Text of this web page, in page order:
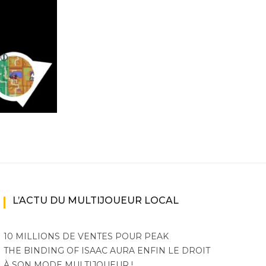
L’ACTU DU MULTIJOUEUR LOCAL
10 MILLIONS DE VENTES POUR PEAK
THE BINDING OF ISAAC AURA ENFIN LE DROIT